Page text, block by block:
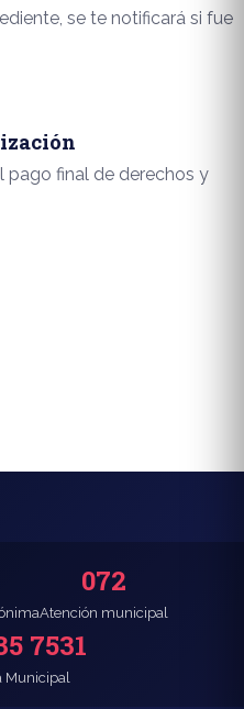
se te notificará si fue
pago final de derechos y
072
Atención municipal
7531
Municipal